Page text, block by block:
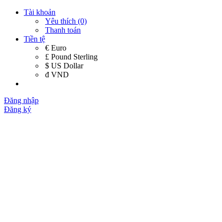
Tài khoản
Yêu thích (0)
Thanh toán
Tiền tệ
€ Euro
£ Pound Sterling
$ US Dollar
đ VND
Đăng nhập
Đăng ký